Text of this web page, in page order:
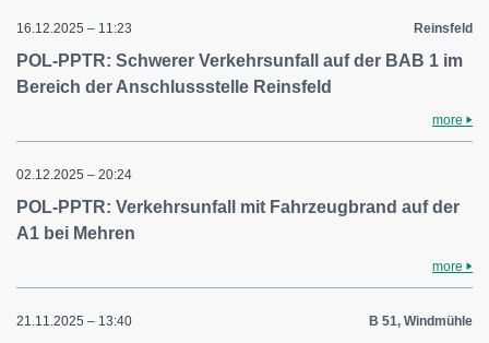
16.12.2025 – 11:23 Reinsfeld
POL-PPTR: Schwerer Verkehrsunfall auf der BAB 1 im
Bereich der Anschlussstelle Reinsfeld
more
02.12.2025 – 20:24
POL-PPTR: Verkehrsunfall mit Fahrzeugbrand auf der
A1 bei Mehren
more
21.11.2025 – 13:40 B 51, Windmühle